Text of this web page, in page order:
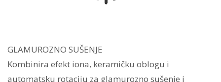
GLAMUROZNO SUŠENJE
Kombinira efekt iona, keramičku oblogu i
automatsku rotaciju za glamurozno sušenje i